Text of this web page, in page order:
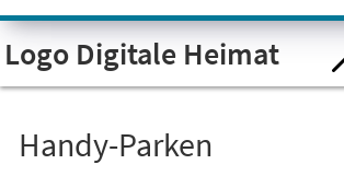
Visuelle
Assistenzsoftware
öffnen.
Logo Digitale Heimat
Handy-Parken